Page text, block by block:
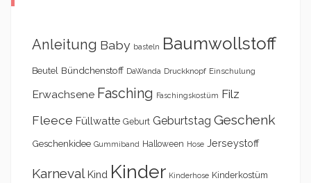
Anleitung Baby basteln Baumwollstoff
Beutel Bündchenstoff DaWanda Druckknopf Einschulung
Erwachsene Fasching Faschingskostüm Filz
Fleece Füllwatte Geburt Geburtstag Geschenk
Geschenkidee Gummiband Halloween Hose Jerseystoff
Karneval Kind Kinder Kinderhose Kinderkostüm